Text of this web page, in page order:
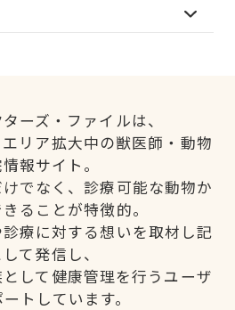
ーズ・ファイルは、
リア拡大中の獣医師・動物
報サイト。
でなく、診療可能な動物か
ることが特徴的。
療に対する想いを取材し記
て発信し、
して健康管理を行うユーザ
トしています。